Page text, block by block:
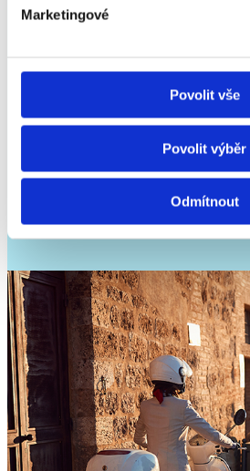
Marketingové
Povolit vše
Povolit výběr
Odmítnout
– do Neapole. Tam se z nich
receptury vyrábí pravá
ji milují v 80 zemích světa! Naše